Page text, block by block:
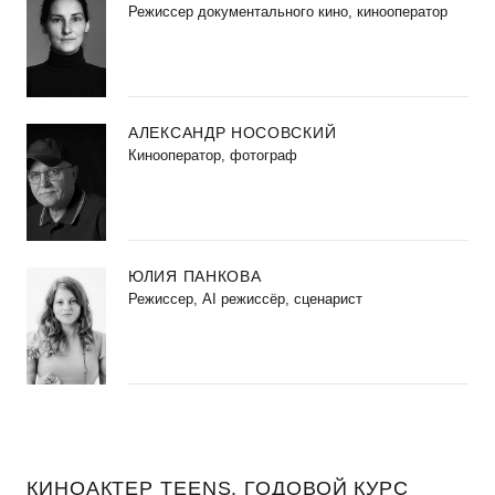
Режиссер документального кино, кинооператор
АЛЕКСАНДР НОСОВСКИЙ
Кинооператор, фотограф
ЮЛИЯ ПАНКОВА
Режиссер, AI режиссёр, сценарист
КИНОАКТЕР TEENS. ГОДОВОЙ КУРС